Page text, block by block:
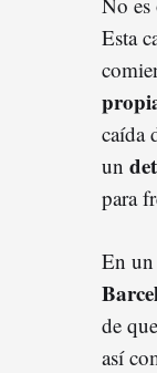
Esta
caída
un
para
En un
de
así